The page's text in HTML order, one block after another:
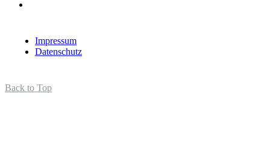
Impressum
Datenschutz
Back to Top